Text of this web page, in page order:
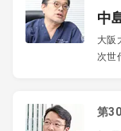
中
大阪
次世
第